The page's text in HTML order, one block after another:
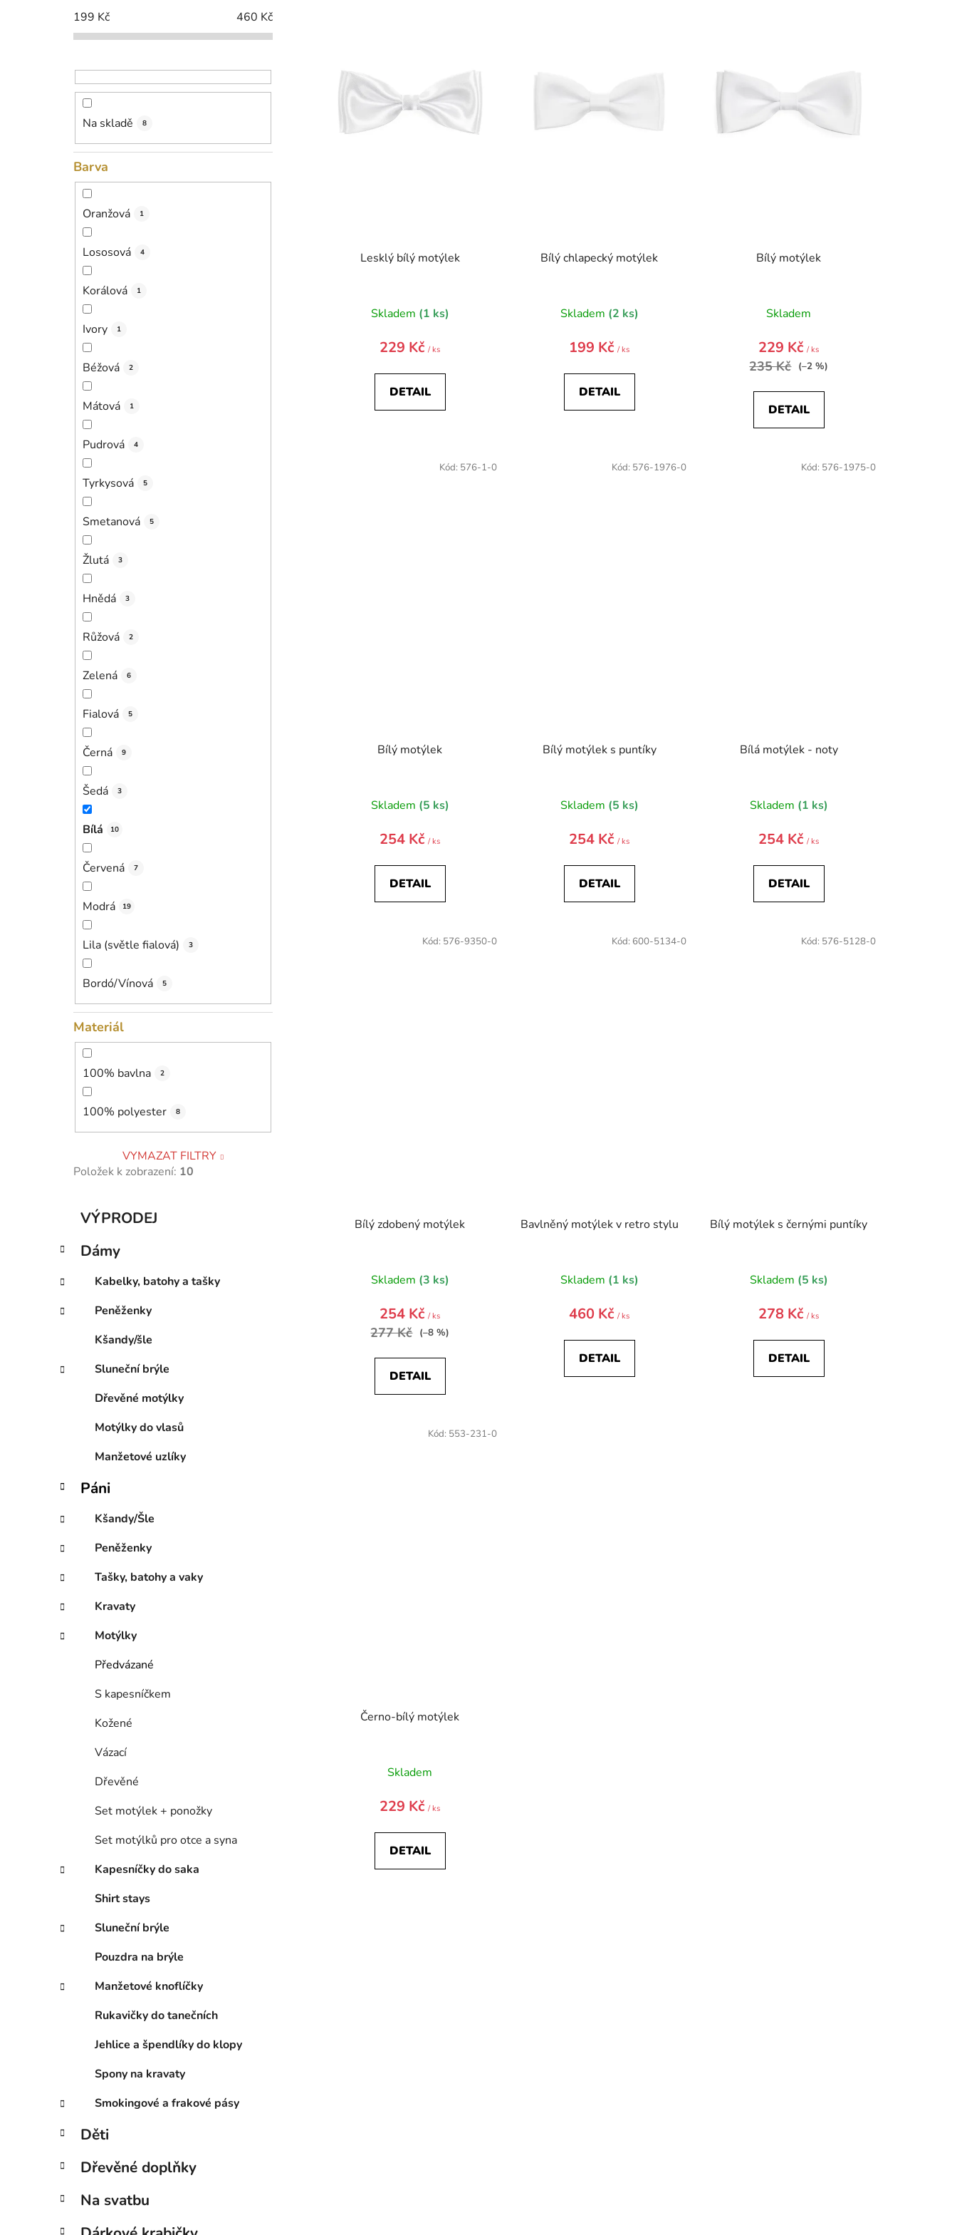
199 Kč 460 Kč
Na skladě 8
Barva
Oranžová 1
Lososová 4
Korálová 1
Ivory 1
Béžová 2
Mátová 1
Pudrová 4
Tyrkysová 5
Smetanová 5
Žlutá 3
Hnědá 3
Růžová 2
Zelená 6
Fialová 5
Černá 9
Šedá 3
Bílá 10
Červená 7
Modrá 19
Lila (světle fialová) 3
Bordó/Vínová 5
Materiál
100% bavlna 2
100% polyester 8
VYMAZAT FILTRY
Položek k zobrazení: 10
Přeskočit
kategorie
e
o
r
i
VÝPRODEJ
Dámy
Kabelky, batohy a tašky
Peněženky
Kšandy/šle
Sluneční brýle
Dřevěné motýlky
Motýlky do vlasů
Manžetové uzlíky
Páni
Kšandy/Šle
Peněženky
Tašky, batohy a vaky
Kravaty
Motýlky
Předvázané
S kapesníčkem
Kožené
Vázací
Dřevěné
Set motýlek + ponožky
Set motýlků pro otce a syna
Kapesníčky do saka
Shirt stays
Sluneční brýle
Pouzdra na brýle
Manžetové knoflíčky
Rukavičky do tanečních
Jehlice a špendlíky do klopy
Spony na kravaty
Smokingové a frakové pásy
Děti
Dřevěné doplňky
Na svatbu
Lesklý bílý motýlek
Skladem (1 ks)
229 Kč/ ks
DETAIL
Bílý chlapecký motýlek
Skladem (2 ks)
199 Kč/ ks
DETAIL
Bílý motýlek
Skladem
229 Kč/ ks
235 Kč (–2 %)
DETAIL
Bílý motýlek
Skladem (5 ks)
254 Kč/ ks
DETAIL
Kód: 576-1-0
Bílý motýlek s puntíky
Skladem (5 ks)
254 Kč/ ks
DETAIL
Kód: 576-1976-0
Bílá motýlek - noty
Skladem (1 ks)
254 Kč/ ks
DETAIL
Kód: 576-1975-0
Bílý zdobený motýlek
Skladem (3 ks)
254 Kč/ ks
277 Kč (–8 %)
DETAIL
Kód: 576-9350-0
Bavlněný motýlek v retro stylu
Skladem (1 ks)
460 Kč/ ks
DETAIL
Kód: 600-5134-0
Bílý motýlek s černými puntíky
Skladem (5 ks)
278 Kč/ ks
DETAIL
Kód: 576-5128-0
Černo-bílý motýlek
Skladem
229 Kč/ ks
DETAIL
Kód: 553-231-0